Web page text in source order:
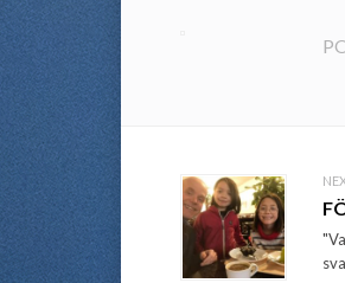
Post
navigation